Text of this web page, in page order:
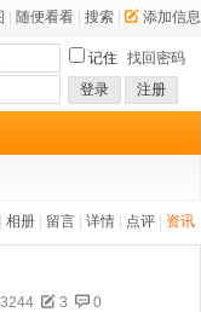
随便看看 搜索 添加信息
记住 找回密码
登录
注册
相册 留言 详情 点评 资讯
3244 3
0